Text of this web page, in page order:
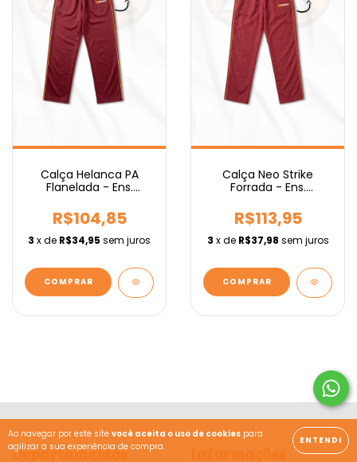
Ao navegar por este site você aceita o uso de cookies para
agilizar a sua experiência de compra.
ENTENDI
Calça Helanca PA
Flanelada - Ens.
R$104,85
3 x de R$34,95 sem juros
COMPRAR
Calça Neo Strike
Forrada - Ens.
R$113,95
3 x de R$37,98 sem juros
COMPRAR
Departamentos